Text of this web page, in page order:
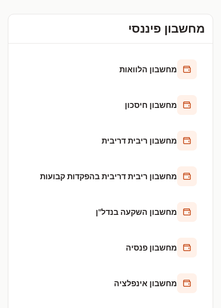
מחשבון פיננסי
מחשבון הלוואות
מחשבון חיסכון
מחשבון ריבית דריבית
מחשבון ריבית דריבית בהפקדות קבועות
מחשבון השקעה בנדל"ן
מחשבון פנסיה
מחשבון אינפלציה